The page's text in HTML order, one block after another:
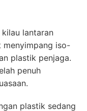
lantaran
menyimpang iso-
plastik penjaga.
penuh
plastik sedang